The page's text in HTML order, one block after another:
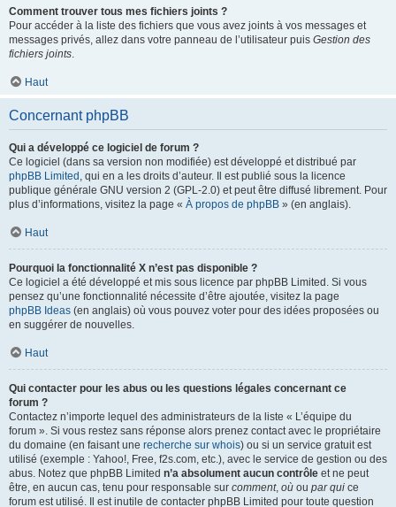
Comment trouver tous mes fichiers joints ?
Pour accéder à la liste des fichiers que vous avez joints à vos messages et
messages privés, allez dans votre panneau de l’utilisateur puis Gestion des
fichiers joints.
Haut
Concernant phpBB
Qui a développé ce logiciel de forum ?
Ce logiciel (dans sa version non modifiée) est développé et distribué par
phpBB Limited , qui en a les droits d’auteur. Il est publié sous la licence
publique générale GNU version 2 (GPL-2.0) et peut être diffusé librement. Pour
plus d’informations, visitez la page « À propos de phpBB » (en anglais).
Haut
Pourquoi la fonctionnalité X n’est pas disponible ?
Ce logiciel a été développé et mis sous licence par phpBB Limited. Si vous
pensez qu’une fonctionnalité nécessite d’être ajoutée, visitez la page
phpBB Ideas (en anglais) où vous pouvez voter pour des idées proposées ou
en suggérer de nouvelles.
Haut
Qui contacter pour les abus ou les questions légales concernant ce
forum ?
Contactez n’importe lequel des administrateurs de la liste « L’équipe du
forum ». Si vous restez sans réponse alors prenez contact avec le propriétaire
du domaine (en faisant une recherche sur whois) ou si un service gratuit est
utilisé (exemple : Yahoo!, Free, f2s.com, etc.), avec le service de gestion ou des
abus. Notez que phpBB Limited n’a absolument aucun contrôle et ne peut
être, en aucun cas, tenu pour responsable sur comment, où ou par qui ce
forum est utilisé. Il est inutile de contacter phpBB Limited pour toute question